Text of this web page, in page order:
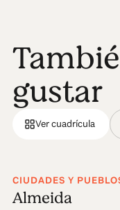
gustar
Ver cuadrícula
CIUDADES Y
Almeida